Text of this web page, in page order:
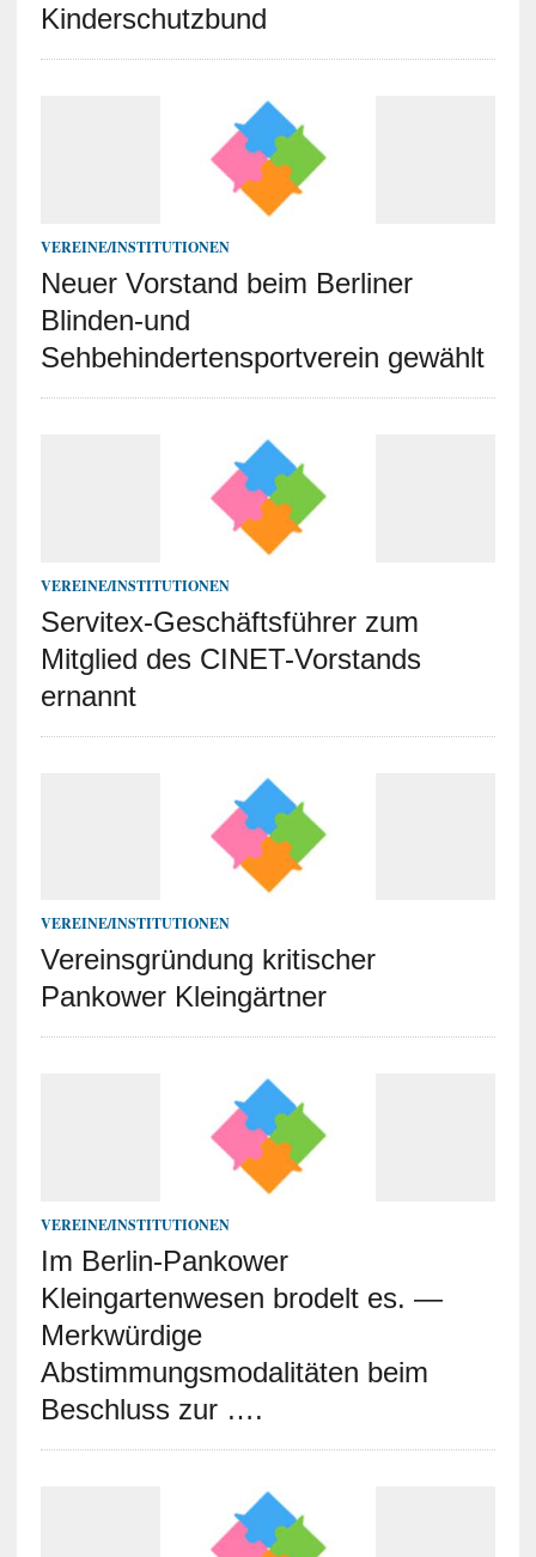
Kinderschutzbund
VEREINE/INSTITUTIONEN
Neuer Vorstand beim Berliner
Blinden-und
Sehbehindertensportverein gewählt
VEREINE/INSTITUTIONEN
Servitex-Geschäftsführer zum
Mitglied des CINET-Vorstands
ernannt
VEREINE/INSTITUTIONEN
Vereinsgründung kritischer
Pankower Kleingärtner
VEREINE/INSTITUTIONEN
Im Berlin-Pankower
Kleingartenwesen brodelt es. —
Merkwürdige
Abstimmungsmodalitäten beim
Beschluss zur ….